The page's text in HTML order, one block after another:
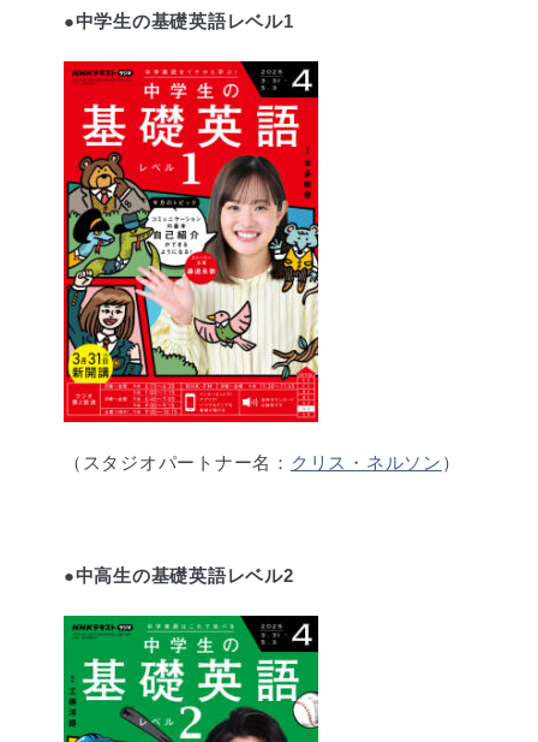
●中学生の基礎英語レベル1
（スタジオパートナー名： クリス・ネルソン ）
●中高生の基礎英語レベル2